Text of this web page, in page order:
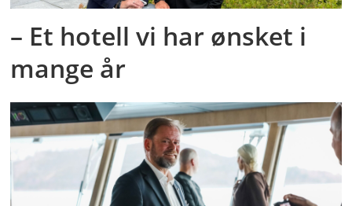
– Et hotell vi har ønsket i
mange år